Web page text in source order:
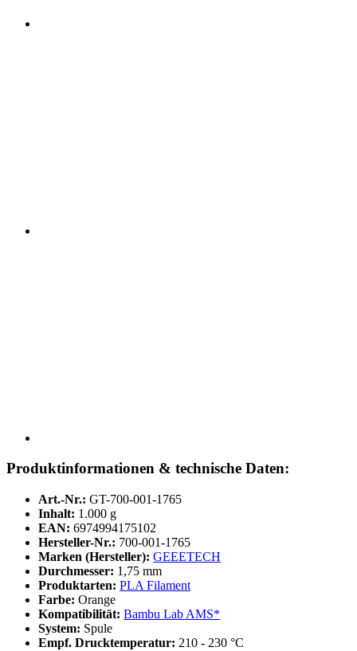
Produktinformationen & technische Daten:
Art.-Nr.: GT-700-001-1765
Inhalt: 1.000 g
EAN: 6974994175102
Hersteller-Nr.: 700-001-1765
Marken (Hersteller): GEEETECH
Durchmesser: 1,75 mm
Produktarten: PLA Filament
Farbe: Orange
Kompatibilität: Bambu Lab AMS*
System: Spule
Empf. Drucktemperatur: 210 - 230 °C